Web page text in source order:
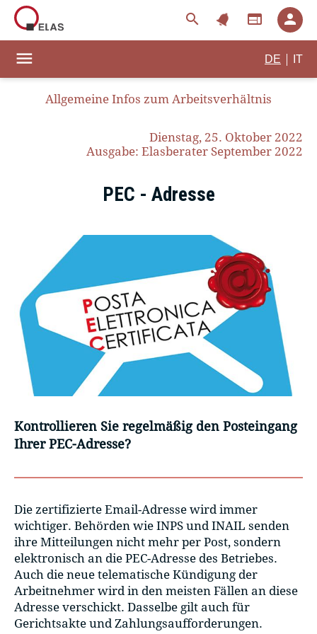
search notifications web person
menu DE IT
Allgemeine Infos zum Arbeitsverhältnis
Dienstag, 25. Oktober 2022
Ausgabe: Elasberater September 2022
PEC - Adresse
Kontrollieren Sie regelmäßig den Posteingang
Ihrer PEC-Adresse?
Die zertifizierte Email-Adresse wird immer
wichtiger. Behörden wie INPS und INAIL senden
ihre Mitteilungen nicht mehr per Post, sondern
elektronisch an die PEC-Adresse des Betriebes.
Auch die neue telematische Kündigung der
Arbeitnehmer wird in den meisten Fällen an diese
Adresse verschickt. Dasselbe gilt auch für
Gerichtsakte und Zahlungsaufforderungen.